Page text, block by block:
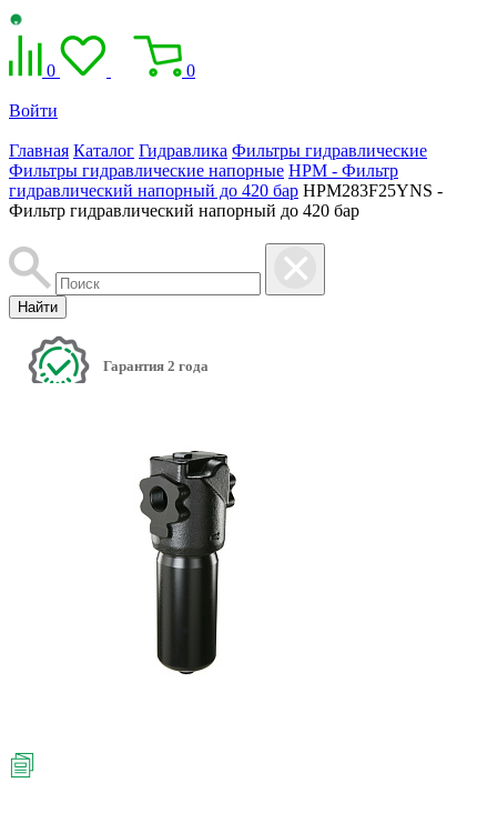
0 0
Войти
Главная Каталог Гидравлика Фильтры гидравлические
Фильтры гидравлические напорные HPM - Фильтр
гидравлический напорный до 420 бар HPM283F25YNS -
Фильтр гидравлический напорный до 420 бар
Найти
Гарантия 2 года